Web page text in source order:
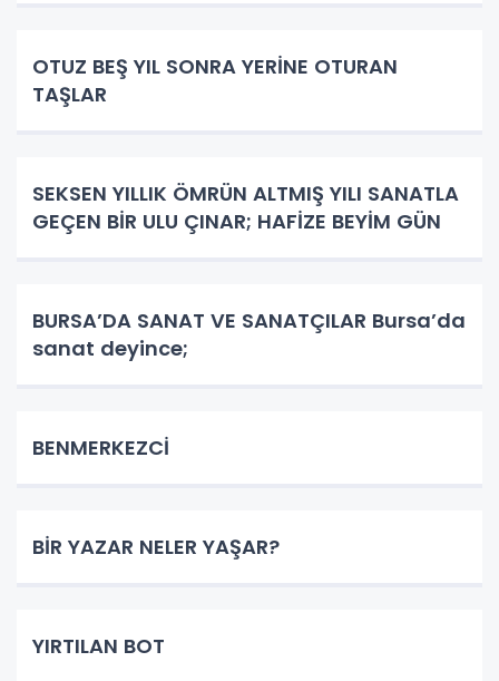
OTUZ BEŞ YIL SONRA YERİNE OTURAN
TAŞLAR
SEKSEN YILLIK ÖMRÜN ALTMIŞ YILI SANATLA
GEÇEN BİR ULU ÇINAR; HAFİZE BEYİM GÜN
BURSA’DA SANAT VE SANATÇILAR Bursa’da
sanat deyince;
BENMERKEZCİ
BİR YAZAR NELER YAŞAR?
YIRTILAN BOT